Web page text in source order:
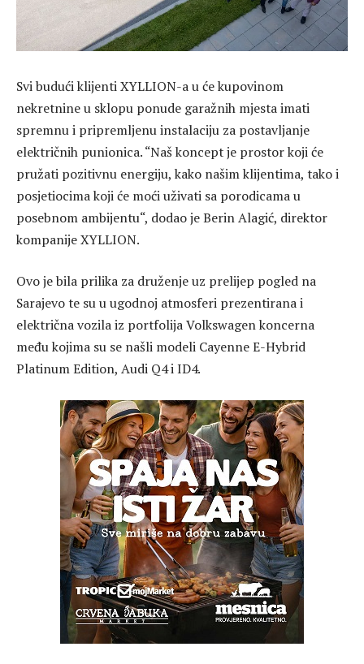
Svi budući klijenti XYLLION-a u će kupovinom
nekretnine u sklopu ponude garažnih mjesta imati
spremnu i pripremljenu instalaciju za postavljanje
električnih punionica. “Naš koncept je prostor koji će
pružati pozitivnu energiju, kako našim klijentima, tako i
posjetiocima koji će moći uživati sa porodicama u
posebnom ambijentu“, dodao je Berin Alagić, direktor
kompanije XYLLION.
Ovo je bila prilika za druženje uz prelijep pogled na
Sarajevo te su u ugodnoj atmosferi prezentirana i
električna vozila iz portfolija Volkswagen koncerna
među kojima su se našli modeli Cayenne E-Hybrid
Platinum Edition, Audi Q4 i ID4.